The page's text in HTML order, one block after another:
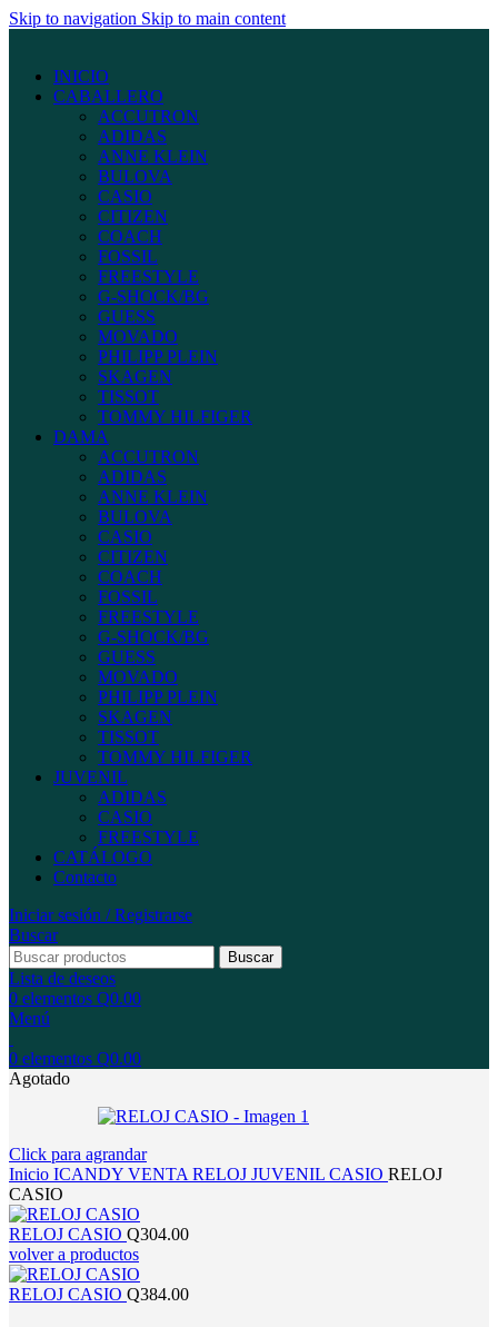
Skip to navigation Skip to main content
INICIO
CABALLERO
ACCUTRON
ADIDAS
ANNE KLEIN
BULOVA
CASIO
CITIZEN
COACH
FOSSIL
FREESTYLE
G-SHOCK/BG
GUESS
MOVADO
PHILIPP PLEIN
SKAGEN
TISSOT
TOMMY HILFIGER
DAMA
ACCUTRON
ADIDAS
ANNE KLEIN
BULOVA
CASIO
CITIZEN
COACH
FOSSIL
FREESTYLE
G-SHOCK/BG
GUESS
MOVADO
PHILIPP PLEIN
SKAGEN
TISSOT
TOMMY HILFIGER
JUVENIL
ADIDAS
CASIO
FREESTYLE
CATÁLOGO
Contacto
Iniciar sesión / Registrarse
Buscar
Buscar
Lista de deseos
0 elementos Q0.00
Menú
0 elementos Q0.00
Agotado
Click para agrandar
Inicio ICANDY VENTA RELOJ JUVENIL CASIO RELOJ
CASIO
RELOJ CASIO Q304.00
volver a productos
RELOJ CASIO Q384.00